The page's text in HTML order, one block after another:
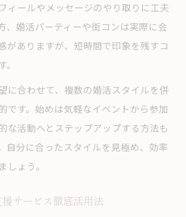
ィールやメッセージのやり取りに工夫
、婚活パーティーや街コンは実際に会
がありますが、短時間で印象を残すコ
に合わせて、複数の婚活スタイルを併
です。始めは気軽なイベントから参加
な活動へとステップアップする方法も
自分に合ったスタイルを見極め、効率
しょう。
サービス徹底活用法